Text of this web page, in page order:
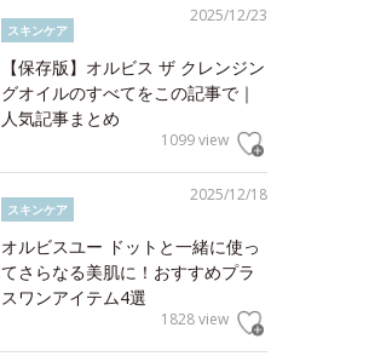
2025/12/23
スキンケア
【保存版】オルビス ザ クレンジン
グオイルのすべてをこの記事で｜
人気記事まとめ
1099 view
2025/12/18
スキンケア
オルビスユー ドットと一緒に使っ
てさらなる美肌に！おすすめプラ
スワンアイテム4選
1828 view